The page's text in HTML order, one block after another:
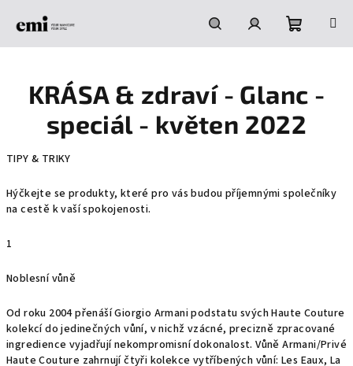
HledatPřihlášeníNákupní
košík
KRÁSA & zdraví - Glanc -
speciál - květen 2022
TIPY & TRIKY
Hýčkejte se produkty, které pro vás budou příjemnými společníky
na cestě k vaší spokojenosti.
1
Noblesní vůně
Od roku 2004 přenáší Giorgio Armani podstatu svých Haute Couture
kolekcí do jedinečných vůní, v nichž vzácné, precizně zpracované
ingredience vyjadřují nekompromisní dokonalost. Vůně Armani/Privé
Haute Couture zahrnují čtyři kolekce vytříbených vůní: Les Eaux, La